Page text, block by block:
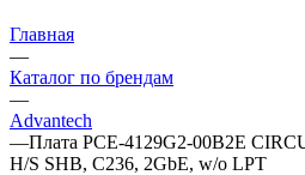
Главная
—
Каталог по брендам
—
Advantech
—Плата PCE-4129G2-00B2E
H/S SHB, C236, 2GbE, w/o LPT